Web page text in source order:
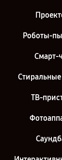
Роботы-
Смарт-
ТВ-